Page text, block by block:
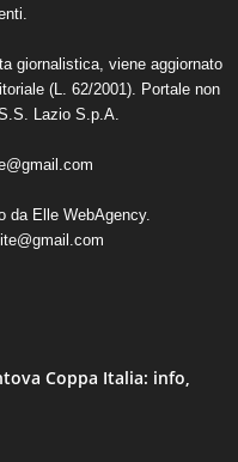
giornalistica, viene aggiornato
(L. 62/2001). Portale non
Lazio S.p.A.
da Elle WebAgency.
Coppa Italia: info,